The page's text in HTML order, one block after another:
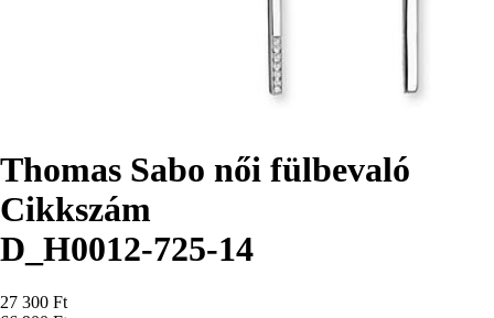
Thomas Sabo női fülbevaló
Cikkszám
D_H0012-725-14
Ár
27 300 Ft